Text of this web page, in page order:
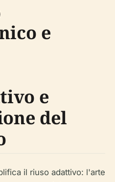
e
e
del
il riuso adattivo: l'arte